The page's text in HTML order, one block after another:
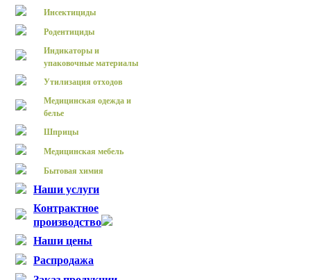
Инсектициды
Родентициды
Индикаторы и
упаковочные материалы
Утилизация отходов
Медицинская одежда и
белье
Шприцы
Медицинская мебель
Бытовая химия
Наши услуги
Контрактное
производство
Наши цены
Распродажа